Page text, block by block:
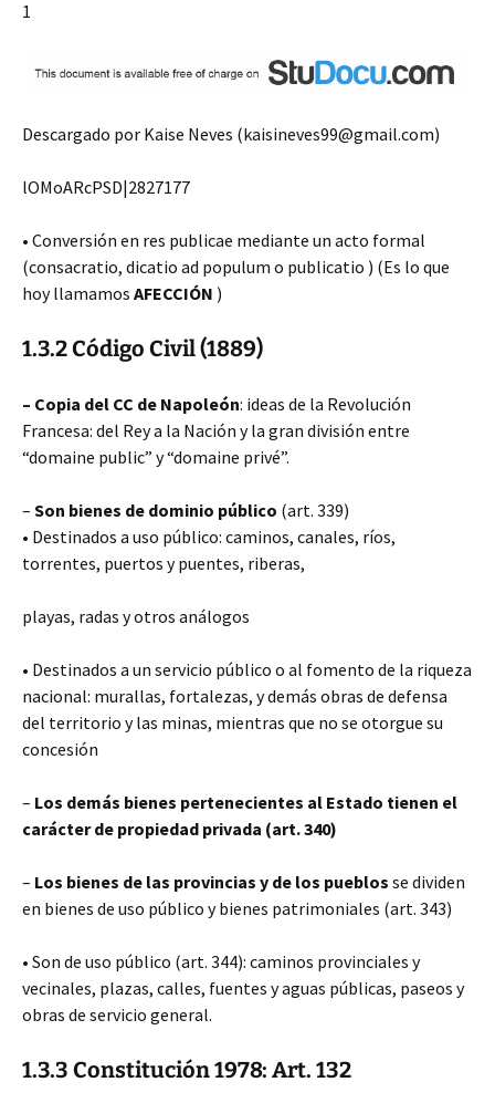
1
Descargado por Kaise Neves (kaisineves99@gmail.com)
lOMoARcPSD|2827177
• Conversión en res publicae mediante un acto formal
(consacratio, dicatio ad populum o publicatio ) (Es lo que
hoy llamamos AFECCIÓN )
1.3.2 Código Civil (1889)
– Copia del CC de Napoleón: ideas de la Revolución
Francesa: del Rey a la Nación y la gran división entre
“domaine public” y “domaine privé”.
– Son bienes de dominio público (art. 339)
• Destinados a uso público: caminos, canales, ríos,
torrentes, puertos y puentes, riberas,
playas, radas y otros análogos
• Destinados a un servicio público o al fomento de la riqueza
nacional: murallas, fortalezas, y demás obras de defensa
del territorio y las minas, mientras que no se otorgue su
concesión
– Los demás bienes pertenecientes al Estado tienen el
carácter de propiedad privada (art. 340)
– Los bienes de las provincias y de los pueblos se dividen
en bienes de uso público y bienes patrimoniales (art. 343)
• Son de uso público (art. 344): caminos provinciales y
vecinales, plazas, calles, fuentes y aguas públicas, paseos y
obras de servicio general.
1.3.3 Constitución 1978: Art. 132